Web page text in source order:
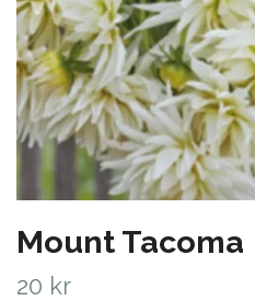
Mount Tacoma
20 kr